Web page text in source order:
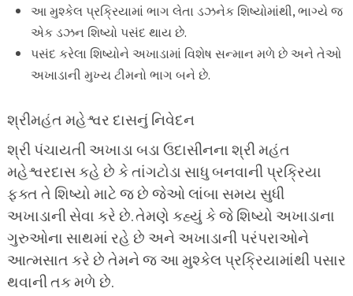
આ મુશ્કેલ પ્રક્રિયામાં ભાગ લેતા ડઝનેક શિષ્યોમાંથી, ભાગ્યે જ
એક ડઝન શિષ્યો પસંદ થાય છે.
પસંદ કરેલા શિષ્યોને અખાડામાં વિશેષ સન્માન મળે છે અને તેઓ
અખાડાની મુખ્ય ટીમનો ભાગ બને છે.
શ્રીમહંત મહેશ્વર દાસનું નિવેદન
શ્રી પંચાયતી અખાડા બડા ઉદાસીનના શ્રી મહંત
મહેશ્વરદાસ કહે છે કે તાંગટોડા સાધુ બનવાની પ્રક્રિયા
ફક્ત તે શિષ્યો માટે જ છે જેઓ લાંબા સમય સુધી
અખાડાની સેવા કરે છે. તેમણે કહ્યું કે જે શિષ્યો અખાડાના
ગુરુઓના સાથમાં રહે છે અને અખાડાની પરંપરાઓને
આત્મસાત કરે છે તેમને જ આ મુશ્કેલ પ્રક્રિયામાંથી પસાર
થવાની તક મળે છે.